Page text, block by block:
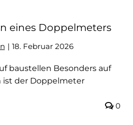
eines Doppelmeters
| 18. Februar 2026
baustellen Besonders auf
ist der Doppelmeter
0